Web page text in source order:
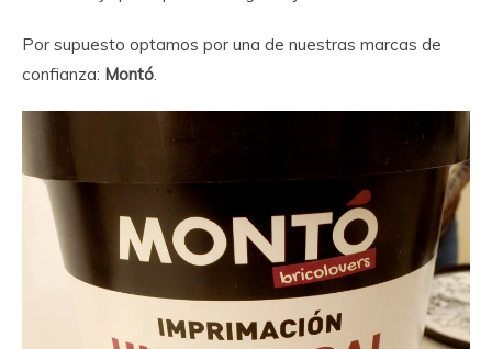
Por supuesto optamos por una de nuestras marcas de
confianza: Montó.